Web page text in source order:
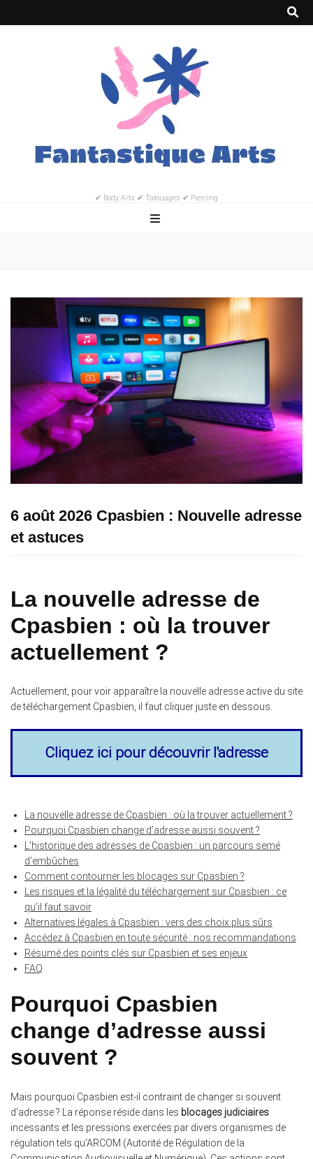
✔ Body Arts ✔ Tatouages ✔ Piercing
6 août 2026 Cpasbien : Nouvelle adresse
et astuces
La nouvelle adresse de
Cpasbien : où la trouver
actuellement ?
Actuellement, pour voir apparaître la nouvelle adresse active du site
de téléchargement Cpasbien, il faut cliquer juste en dessous.
Cliquez ici pour découvrir l'adresse
La nouvelle adresse de Cpasbien : où la trouver actuellement ?
Pourquoi Cpasbien change d’adresse aussi souvent ?
L’historique des adresses de Cpasbien : un parcours semé
d’embûches
Comment contourner les blocages sur Cpasbien ?
Les risques et la légalité du téléchargement sur Cpasbien : ce
qu’il faut savoir
Alternatives légales à Cpasbien : vers des choix plus sûrs
Accédez à Cpasbien en toute sécurité : nos recommandations
Résumé des points clés sur Cpasbien et ses enjeux
FAQ
Pourquoi Cpasbien
change d’adresse aussi
souvent ?
Mais pourquoi Cpasbien est-il contraint de changer si souvent
d’adresse ? La réponse réside dans les blocages judiciaires
incessants et les pressions exercées par divers organismes de
régulation tels qu’ARCOM (Autorité de Régulation de la